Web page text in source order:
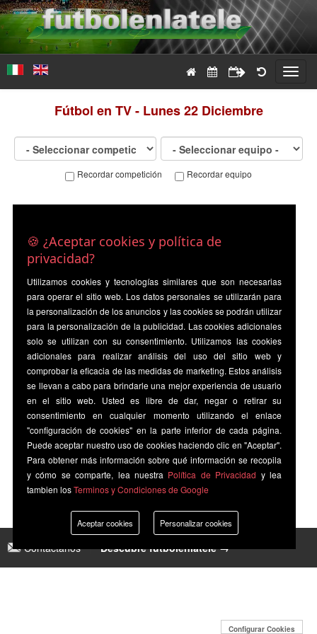
Fútbol en TV - Lunes 22 Diciembre
Recordar competición Recordar equipo
Contáctanos|Descubre futbolenlatele →
Configurar Cookies
🍪 ¿Aceptar cookies y política de
privacidad?
Utilizamos cookies y tecnologías similares que son necesarias
para operar el sitio web. Los datos personales se utilizarán para
la personalización de los anuncios y las cookies se podrán utilizar
para la personalización de la publicidad. Las cookies adicionales
solo se utilizan con su consentimiento. Utilizamos las cookies
adicionales para realizar análisis del uso del sitio web y
comprobar la eficacia de las medidas de marketing. Estos análisis
se llevan a cabo para brindarle una mejor experiencia de usuario
en el sitio web. Usted es libre de dar, negar o retirar su
consentimiento en cualquier momento utilizando el enlace
"configuración de cookies" en la parte inferior de cada página.
Puede aceptar nuestro uso de cookies haciendo clic en "Aceptar".
Para obtener más información sobre qué información se recopila
y cómo se comparte, lea nuestra Política de Privacidad y lea
tambien losTerminos y Condiciones de Google
Aceptar cookies Personalizar cookies